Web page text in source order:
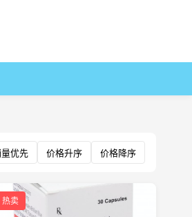
优先 价格升序 价格降序
热卖